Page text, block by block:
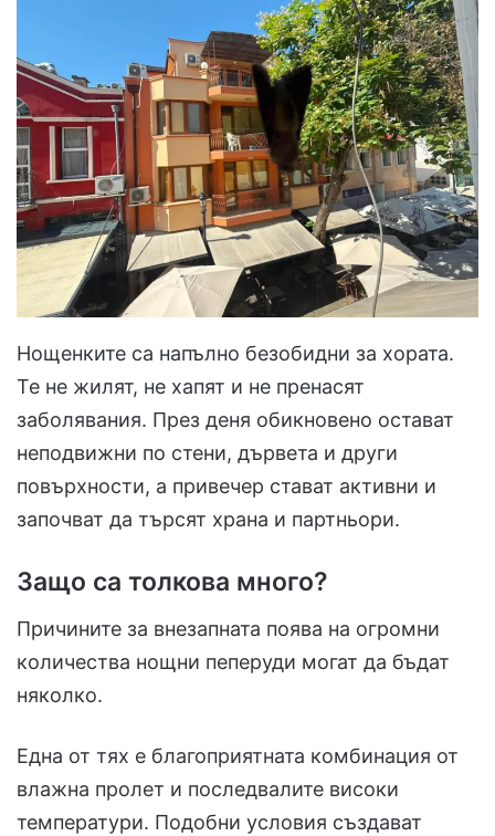
Нощенките са напълно безобидни за хората.
Те не жилят, не хапят и не пренасят
заболявания. През деня обикновено остават
неподвижни по стени, дървета и други
повърхности, а привечер стават активни и
започват да търсят храна и партньори.
Защо са толкова много?
Причините за внезапната поява на огромни
количества нощни пеперуди могат да бъдат
няколко.
Една от тях е благоприятната комбинация от
влажна пролет и последвалите високи
температури. Подобни условия създават